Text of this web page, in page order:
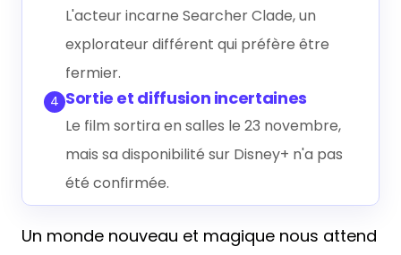
L'acteur incarne Searcher Clade, un
explorateur différent qui préfère être
fermier.
4 Sortie et diffusion incertaines
Le film sortira en salles le 23 novembre,
mais sa disponibilité sur Disney+ n'a pas
été confirmée.
Un monde nouveau et magique nous attend